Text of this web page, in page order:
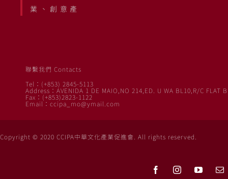
業、創意產
聯繫我們 Contacts
Tel：(+853) 2845-5113
Address：AVENIDA 1 DE MAIO,NO 214,ED. U WA BL10,R/C FLAT B
Fax：(+853)2823-1122
Email：ccipa_mo@ymail.com
Copyright © 2020 CCIPA中華文化產業促進會. All rights reserved.